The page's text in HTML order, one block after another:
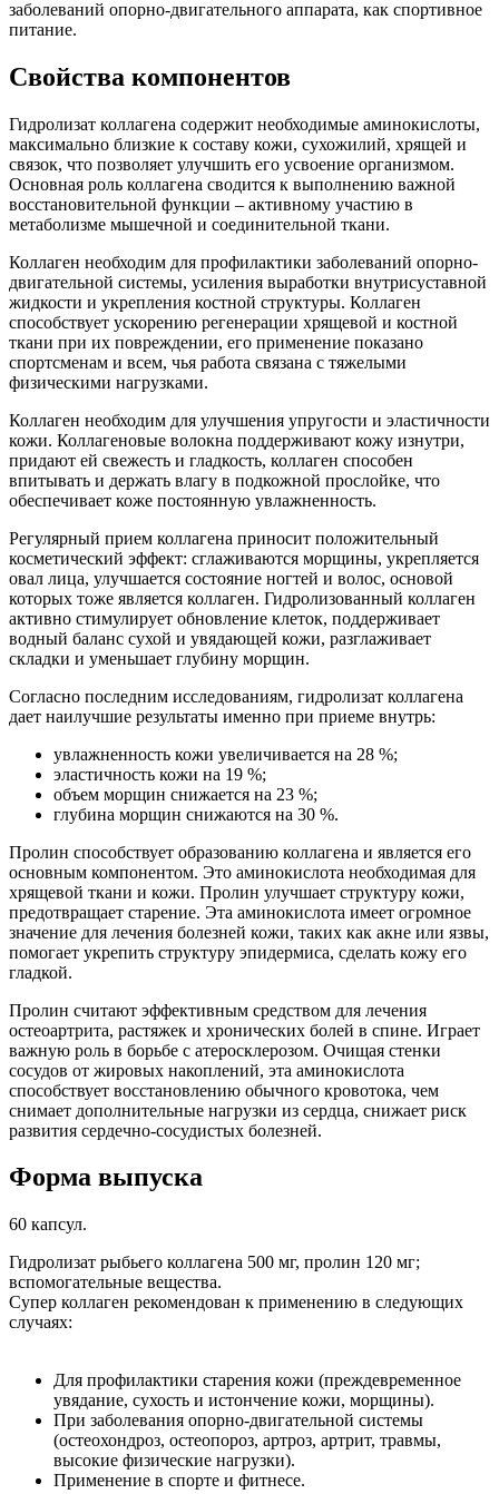
заболеваний опорно-двигательного аппарата, как спортивное
питание.
Свойства компонентов
Гидролизат коллагена содержит необходимые аминокислоты,
максимально близкие к составу кожи, сухожилий, хрящей и
связок, что позволяет улучшить его усвоение организмом.
Основная роль коллагена сводится к выполнению важной
восстановительной функции – активному участию в
метаболизме мышечной и соединительной ткани.
Коллаген необходим для профилактики заболеваний опорно-
двигательной системы, усиления выработки внутрисуставной
жидкости и укрепления костной структуры. Коллаген
способствует ускорению регенерации хрящевой и костной
ткани при их повреждении, его применение показано
спортсменам и всем, чья работа связана с тяжелыми
физическими нагрузками.
Коллаген необходим для улучшения упругости и эластичности
кожи. Коллагеновые волокна поддерживают кожу изнутри,
придают ей свежесть и гладкость, коллаген способен
впитывать и держать влагу в подкожной прослойке, что
обеспечивает коже постоянную увлажненность.
Регулярный прием коллагена приносит положительный
косметический эффект: сглаживаются морщины, укрепляется
овал лица, улучшается состояние ногтей и волос, основой
которых тоже является коллаген. Гидролизованный коллаген
активно стимулирует обновление клеток, поддерживает
водный баланс сухой и увядающей кожи, разглаживает
складки и уменьшает глубину морщин.
Согласно последним исследованиям, гидролизат коллагена
дает наилучшие результаты именно при приеме внутрь:
увлажненность кожи увеличивается на 28 %;
эластичность кожи на 19 %;
объем морщин снижается на 23 %;
глубина морщин снижаются на 30 %.
Пролин способствует образованию коллагена и является его
основным компонентом. Это аминокислота необходимая для
хрящевой ткани и кожи. Пролин улучшает структуру кожи,
предотвращает старение. Эта аминокислота имеет огромное
значение для лечения болезней кожи, таких как акне или язвы,
помогает укрепить структуру эпидермиса, сделать кожу его
гладкой.
Пролин считают эффективным средством для лечения
остеоартрита, растяжек и хронических болей в спине. Играет
важную роль в борьбе с атеросклерозом. Очищая стенки
сосудов от жировых накоплений, эта аминокислота
способствует восстановлению обычного кровотока, чем
снимает дополнительные нагрузки из сердца, снижает риск
развития сердечно-сосудистых болезней.
Форма выпуска
60 капсул.
Гидролизат рыбьего коллагена 500 мг, пролин 120 мг;
вспомогательные вещества.
Супер коллаген рекомендован к применению в следующих
случаях:
Для профилактики старения кожи (преждевременное
увядание, сухость и истончение кожи, морщины).
При заболевания опорно-двигательной системы
(остеохондроз, остеопороз, артроз, артрит, травмы,
высокие физические нагрузки).
Применение в спорте и фитнесе.